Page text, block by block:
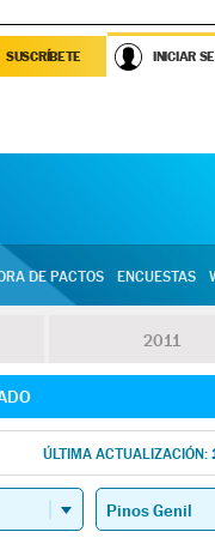
SUSCRÍBETE INICIAR
DE PACTOS ENCUESTAS
2011
ÚLTIMA ACTUALIZACIÓN: